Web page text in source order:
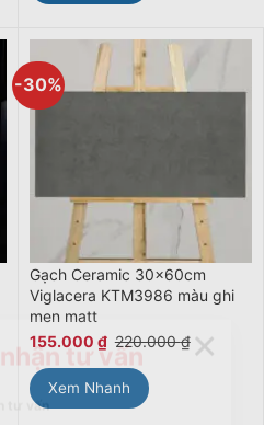
tư vấn
-30%
Gạch Ceramic 30x60cm
Viglacera KTM3986 màu ghi
men matt
155.000 ₫ 220.000₫
Xem Nhanh